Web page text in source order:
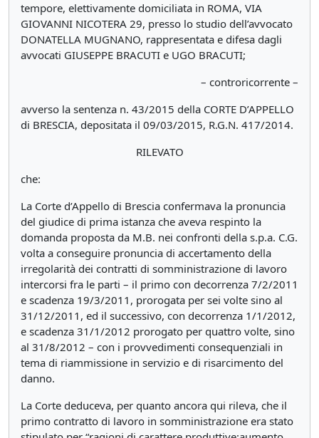
tempore, elettivamente domiciliata in ROMA, VIA
GIOVANNI NICOTERA 29, presso lo studio dell’avvocato
DONATELLA MUGNANO, rappresentata e difesa dagli
avvocati GIUSEPPE BRACUTI e UGO BRACUTI;
– controricorrente –
avverso la sentenza n. 43/2015 della CORTE D’APPELLO
di BRESCIA, depositata il 09/03/2015, R.G.N. 417/2014.
RILEVATO
che:
La Corte d’Appello di Brescia confermava la pronuncia
del giudice di prima istanza che aveva respinto la
domanda proposta da M.B. nei confronti della s.p.a. C.G.
volta a conseguire pronuncia di accertamento della
irregolarità dei contratti di somministrazione di lavoro
intercorsi fra le parti – il primo con decorrenza 7/2/2011
e scadenza 19/3/2011, prorogata per sei volte sino al
31/12/2011, ed il successivo, con decorrenza 1/1/2012,
e scadenza 31/1/2012 prorogato per quattro volte, sino
al 31/8/2012 – con i provvedimenti consequenziali in
tema di riammissione in servizio e di risarcimento del
danno.
La Corte deduceva, per quanto ancora qui rileva, che il
primo contratto di lavoro in somministrazione era stato